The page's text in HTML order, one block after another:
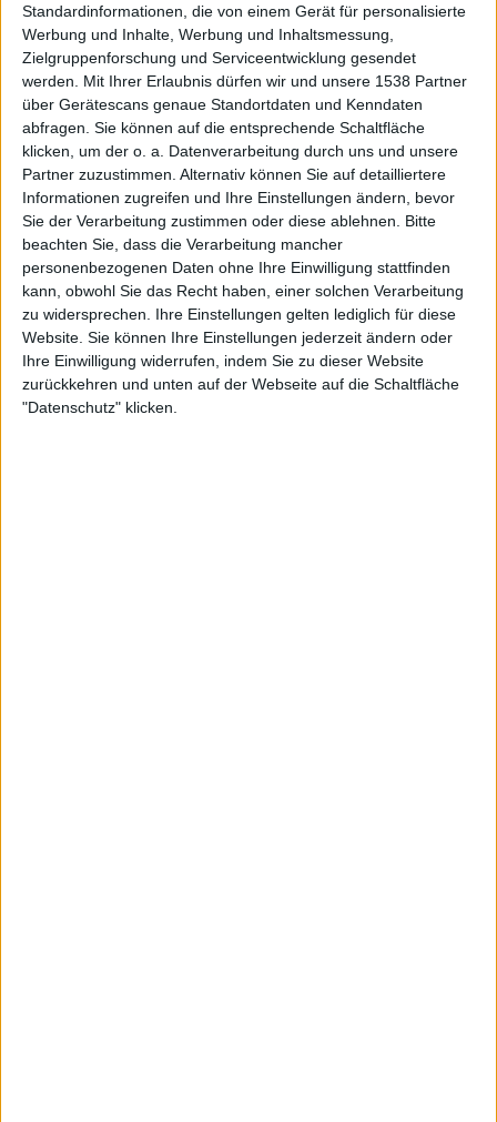
Standardinformationen, die von einem Gerät für personalisierte
Werbung und Inhalte, Werbung und Inhaltsmessung,
Zielgruppenforschung und Serviceentwicklung gesendet
werden.
Mit Ihrer Erlaubnis dürfen wir und unsere 1538 Partner
über Gerätescans genaue Standortdaten und Kenndaten
abfragen. Sie können auf die entsprechende Schaltfläche
klicken, um der o. a. Datenverarbeitung durch uns und unsere
Partner zuzustimmen. Alternativ können Sie auf detailliertere
Informationen zugreifen und Ihre Einstellungen ändern, bevor
Sie der Verarbeitung zustimmen oder diese ablehnen.
Bitte
beachten Sie, dass die Verarbeitung mancher
personenbezogenen Daten ohne Ihre Einwilligung stattfinden
kann, obwohl Sie das Recht haben, einer solchen Verarbeitung
zu widersprechen. Ihre Einstellungen gelten lediglich für diese
Website. Sie können Ihre Einstellungen jederzeit ändern oder
Ihre Einwilligung widerrufen, indem Sie zu dieser Website
zurückkehren und unten auf der Webseite auf die Schaltfläche
"Datenschutz" klicken.
Durch den Abgang von Drummer Kostas Zafiriou, (der
jedoch zusammen mit Bassist Dennis Ward immer noch
bei UNISONIC aktiv ist) dagegen hat sich die Musik selbst
nicht verändert, nicht zuletzt deshalb, weil sein
Nachfolger Chris Schmidt ein langjähriger
„Familienangehöriger“ ist und von daher exakt weiß,
welchen Takt er vorlegen muss, damit der typische PINK
CREAM 69-Groover entsteht.
Und genau in diesem Punkt haben mich die Herrschaften
mit „Ceremonial“ auch wirklich überrascht, denn man hat
es geschafft, das lockere, fast schon als verspielt zu
bezeichnende Melodieverständnis der Frühzeit
(nachzuhören unter anderem in „King For A Day“) mit
dem deutlich raueren, aber auch knackigeren Klang der
Post-Andi Deris-Phase (diesbezüglich verweise ich an den